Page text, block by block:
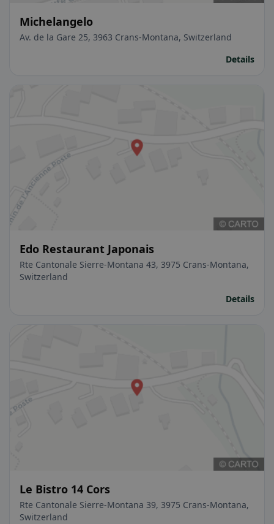
Michelangelo
Av. de la Gare 25, 3963 Crans-Montana, Switzerland
Details
Edo Restaurant Japonais
Rte Cantonale Sierre-Montana 43, 3975 Crans-Montana,
Switzerland
Details
Le Bistro 14 Cors
Rte Cantonale Sierre-Montana 39, 3975 Crans-Montana,
Switzerland